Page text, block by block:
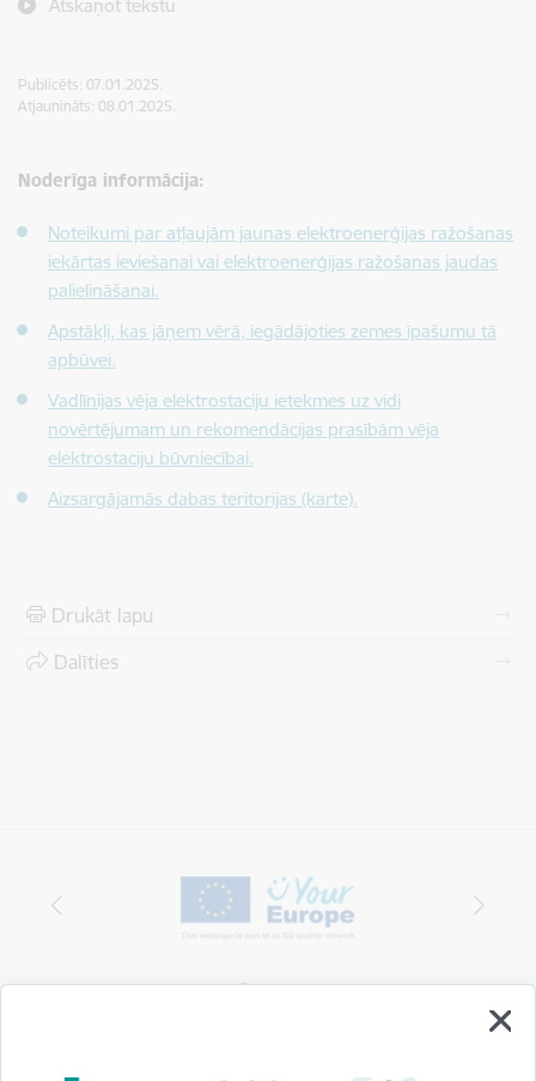
Atskaņot tekstu
Publicēts: 07.01.2025.
Atjaunināts: 08.01.2025.
Noderīga informācija:
Noteikumi par atļaujām jaunas elektroenerģijas ražošanas
iekārtas ieviešanai vai elektroenerģijas ražošanas jaudas
palielināšanai.
Apstākļi, kas jāņem vērā, iegādājoties zemes īpašumu tā
apbūvei.
Vadlīnijas vēja elektrostaciju ietekmes uz vidi
novērtējumam un rekomendācijas prasībām vēja
elektrostaciju būvniecībai.
Aizsargājamās dabas teritorijas (karte).
Drukāt lapu
Dalīties
Vai šī informācija bija noderīga?